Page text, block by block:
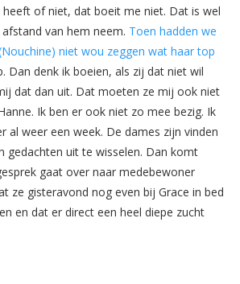
of niet, dat boeit me niet. Dat is wel
van hem neem. Toen hadden we
niet wou zeggen wat haar top
Dan denk ik boeien, als zij dat niet wil
dat dan uit. Dat moeten ze mij ook niet
Ik ben er ook niet zo mee bezig. Ik
al weer een week. De dames zijn vinden
gedachten uit te wisselen. Dan komt
gaat over naar medebewoner
ze gisteravond nog even bij Grace in bed
en dat er direct een heel diepe zucht